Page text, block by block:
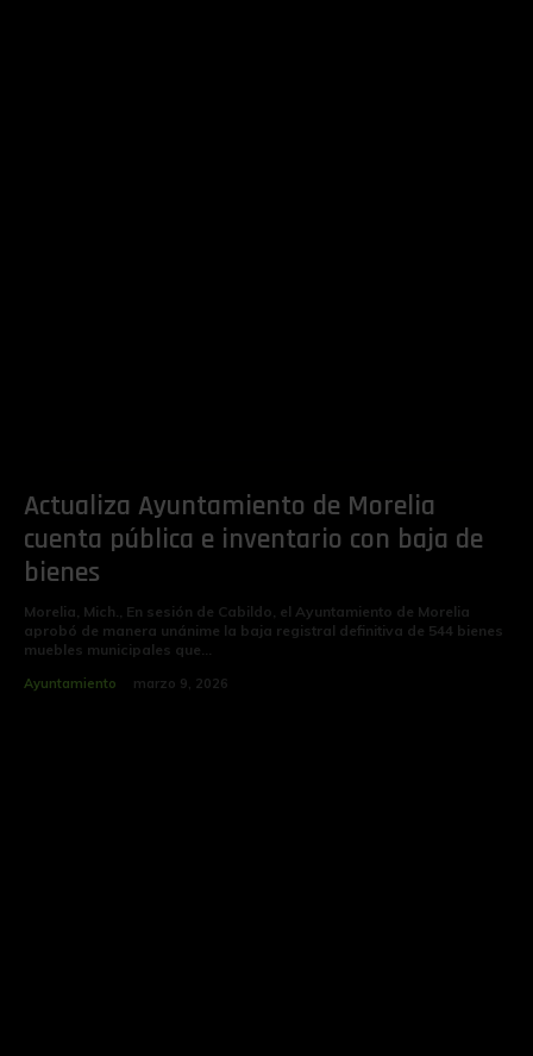
Actualiza Ayuntamiento de Morelia
cuenta pública e inventario con baja de
bienes
Morelia, Mich., En sesión de Cabildo, el Ayuntamiento de Morelia
aprobó de manera unánime la baja registral definitiva de 544 bienes
muebles municipales que...
Ayuntamiento marzo 9, 2026